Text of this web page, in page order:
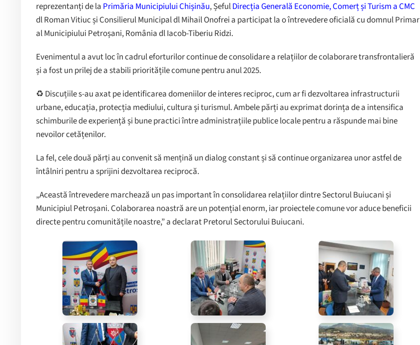
reprezentanți de la Primăria Municipiului Chișinău, ȘefulDirecția Generală Economie, Comerț și Turism a CMC
dl Roman Vitiuc și Consilierul Municipal dl Mihail Onofrei a participat la o întrevedere oficială cu domnul Primar
al Municipiului Petroșani, România dl Iacob-Tiberiu Ridzi.
Evenimentul a avut loc în cadrul eforturilor continue de consolidare a relațiilor de colaborare transfrontalieră
și a fost un prilej de a stabili prioritățile comune pentru anul 2025.
♻️ Discuțiile s-au axat pe identificarea domeniilor de interes reciproc, cum ar fi dezvoltarea infrastructurii
urbane, educația, protecția mediului, cultura și turismul. Ambele părți au exprimat dorința de a intensifica
schimburile de experiență și bune practici între administrațiile publice locale pentru a răspunde mai bine
nevoilor cetățenilor.
La fel, cele două părți au convenit să mențină un dialog constant și să continue organizarea unor astfel de
întâlniri pentru a sprijini dezvoltarea reciprocă.
„Această întrevedere marchează un pas important în consolidarea relațiilor dintre Sectorul Buiucani și
Municipiul Petroșani. Colaborarea noastră are un potențial enorm, iar proiectele comune vor aduce beneficii
directe pentru comunitățile noastre,” a declarat Pretorul Sectorului Buiucani.